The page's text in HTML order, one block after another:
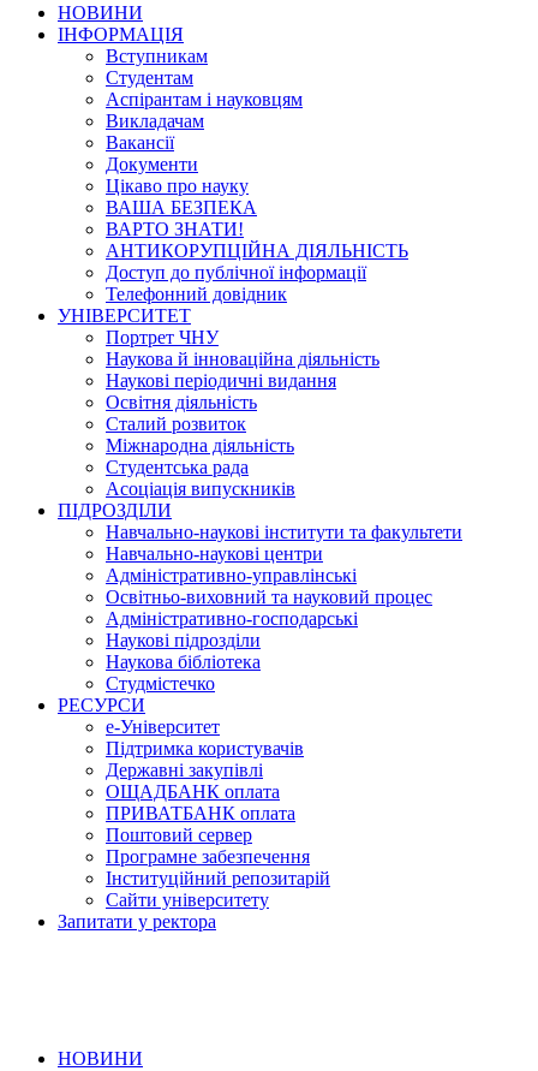
НОВИНИ
ІНФОРМАЦІЯ
Вступникам
Студентам
Аспірантам і науковцям
Викладачам
Вакансії
Документи
Цікаво про науку
ВАША БЕЗПЕКА
ВАРТО ЗНАТИ!
АНТИКОРУПЦІЙНА ДІЯЛЬНІСТЬ
Доступ до публічної інформації
Телефонний довідник
УНІВЕРСИТЕТ
Портрет ЧНУ
Наукова й інноваційна діяльність
Наукові періодичні видання
Освітня діяльність
Сталий розвиток
Міжнародна діяльність
Студентська рада
Асоціація випускників
ПІДРОЗДІЛИ
Навчально-наукові інститути та факультети
Навчально-наукові центри
Адміністративно-управлінські
Освітньо-виховний та науковий процес
Адміністративно-господарські
Наукові підрозділи
Наукова бібліотека
Студмістечко
РЕСУРСИ
е-Університет
Підтримка користувачів
Державні закупівлі
ОЩАДБАНК оплата
ПРИВАТБАНК оплата
Поштовий сервер
Програмне забезпечення
Інституційний репозитарій
Сайти університету
Запитати у ректора
НОВИНИ